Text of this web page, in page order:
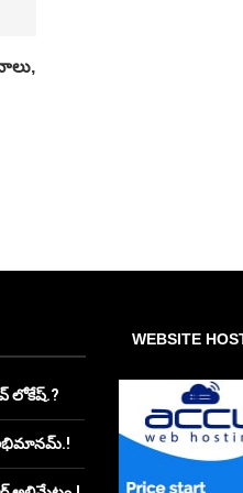
లోకేష్.?
WEBSITE